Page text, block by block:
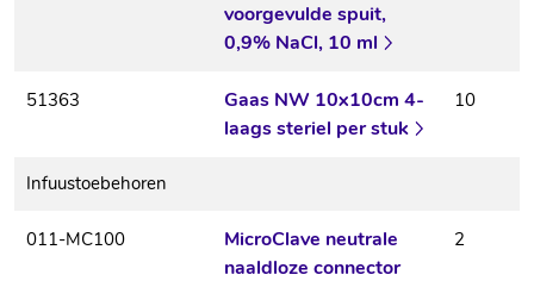
voorgevulde spuit,
0,9% NaCl, 10 ml
51363
Gaas NW 10x10cm 4-
laags steriel per stuk
10
Infuustoebehoren
011-MC100
MicroClave neutrale
naaldloze connector
2